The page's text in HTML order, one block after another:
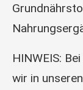
HINWEIS:
wir in